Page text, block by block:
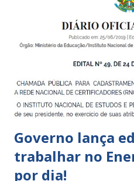
Municipais de Educação
a 5 anos e 11 meses; –
Educação Infantil, que recebe
Indígena, e trabalham com cri...
Governo lança
trabalhar no
por dia!